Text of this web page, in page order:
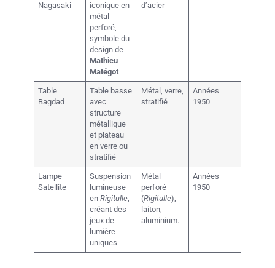
Nagasaki
iconique en
métal
perforé,
symbole du
design de
Mathieu
Matégot
d’acier
Table
Bagdad
Table basse
avec
structure
métallique
et plateau
en verre ou
stratifié
Métal, verre,
stratifié
Années
1950
Lampe
Satellite
Suspension
lumineuse
enRigitulle,
créant des
jeux de
lumière
uniques
Métal
perforé
(Rigitulle),
laiton,
aluminium.
Années
1950